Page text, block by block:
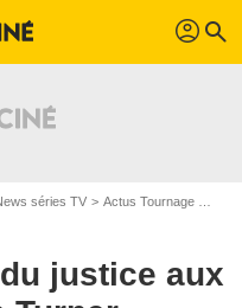
profil search
séries TV Actus Tournage Séries TV
justice aux